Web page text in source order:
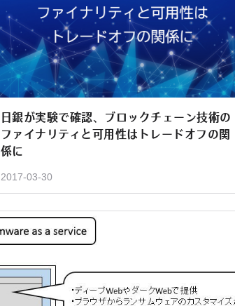
日銀が実験で確認、ブロックチェーン技術の
ファイナリティと可用性はトレードオフの関
係に
2017-03-30